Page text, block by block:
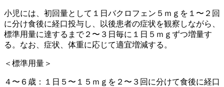
小児には、初回量として１日バクロフェン５ｍｇを１〜２回
に分け食後に経口投与し、以後患者の症状を観察しながら、
標準用量に達するまで２〜３日毎に１日５ｍｇずつ増量す
る。なお、症状、体重に応じて適宜増減する。
＜標準用量＞
４〜６歳：１日５〜１５ｍｇを２〜３回に分けて食後に経口